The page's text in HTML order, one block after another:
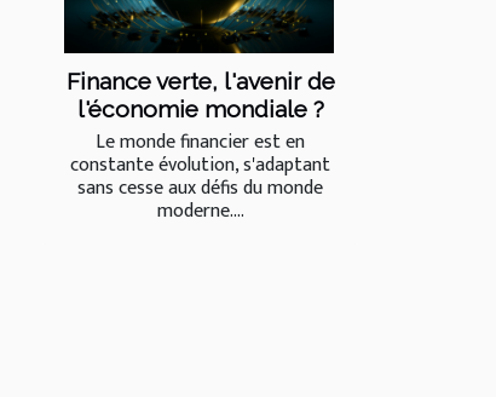
Finance verte, l'avenir de
l'économie mondiale ?
Le monde financier est en
constante évolution, s'adaptant
sans cesse aux défis du monde
moderne....